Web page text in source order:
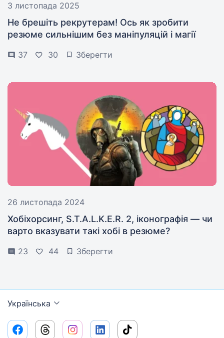
3 листопада 2025
Не брешіть рекрутерам! Ось як зробити
резюме сильнішим без маніпуляцій і магії
37 30 Зберегти
26 листопада 2024
Хобіхорсинг, S.T.A.L.K.E.R. 2, іконографія — чи
варто вказувати такі хобі в резюме?
23 44 Зберегти
Українська